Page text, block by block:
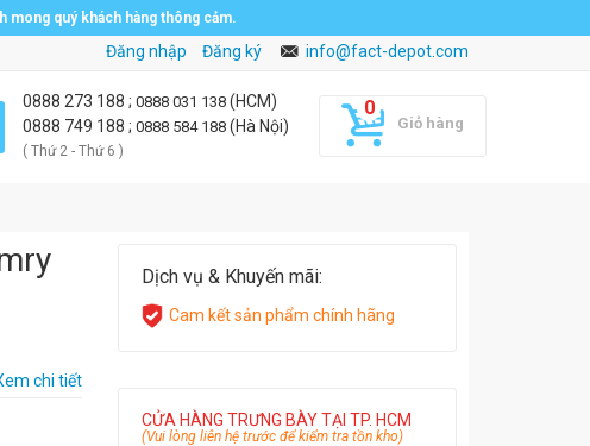
mong quý khách hàng thông cảm.
Đăng nhập Đăng ký info@fact-depot.com
Giỏ hàng
0888 273 188 ; 0888 031 138 (HCM)
0888 749 188 ; 0888 584 188 (Hà Nội)
( Thứ 2 - Thứ 6 )
chi tiết
Dịch vụ & Khuyến mãi:
Cam kết sản phẩm chính hãng
CỬA HÀNG TRƯNG BÀY TẠI TP. HCM
(Vui lòng liên hệ trước để kiểm tra tồn kho)